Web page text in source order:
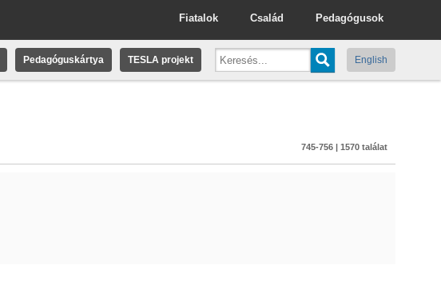
Pedagógusok
Család
Fiatalok
Pedagóguskártya TESLA projekt English
745-756 | 1570 találat